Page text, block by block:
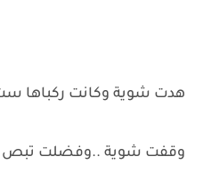
هدت شوية وكانت ركباها
وقفت شوية ..وفضلت تبص